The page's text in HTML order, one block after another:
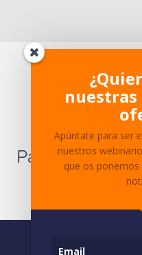
¿Te ha
¿Tienes
Para
contacto
nuestras
Apúntate para ser
nuestros
que os